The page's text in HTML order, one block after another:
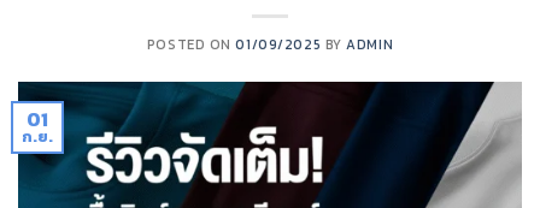
POSTED ON01/09/2025 BYADMIN
01
ก.ย.